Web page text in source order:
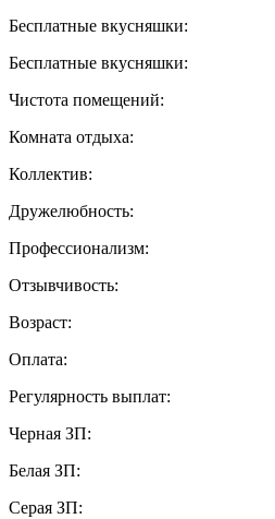
Бесплатные вкусняшки:
Бесплатные вкусняшки:
Чистота помещений:
Комната отдыха:
Коллектив:
Дружелюбность:
Профессионализм:
Отзывчивость:
Возраст:
Оплата:
Регулярность выплат:
Черная ЗП:
Белая ЗП:
Серая ЗП: